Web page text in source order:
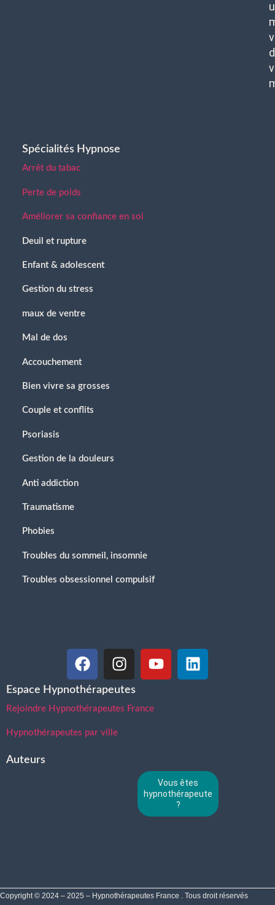
Spécialités Hypnose
Arrêt du tabac
Perte de poids
Améliorer sa confiance en soi
Deuil et rupture
Enfant & adolescent
Gestion du stress
maux de ventre
Mal de dos
Accouchement
Bien vivre sa grosses
Couple et conflits
Psoriasis
Gestion de la douleurs
Anti addiction
Traumatisme
Phobies
Troubles du sommeil, insomnie
Troubles obsessionnel compulsif
Espace Hypnothérapeutes
Rejoindre Hypnothérapeutes France
Hypnothérapeutes par ville
Auteurs
Vous êtes
hypnothérapeute
?
Copyright © 2024 – 2025 – Hypnothérapeutes France . Tous droit réservés